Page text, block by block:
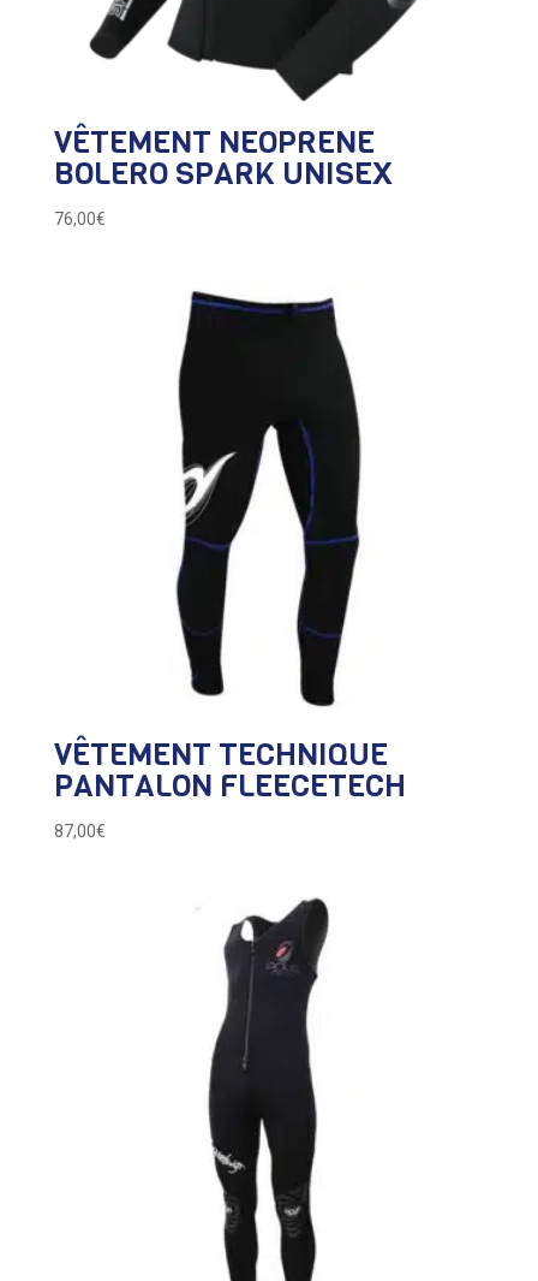
VÊTEMENT NEOPRENE
BOLERO SPARK UNISEX
76,00€
VÊTEMENT TECHNIQUE
PANTALON FLEECETECH
87,00€